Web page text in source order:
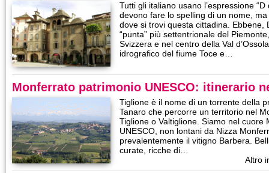
Tutti gli italiano usano l’espressione
devono fare lo spelling di un nome,
dove si trovi questa cittadina. Ebbene,
“punta” più settentrionale del
Svizzera e nel centro della Val
idrografico del fiume Toce e…
Monferrato patrimonio UNESCO: itinerario
Tiglione è il nome di un torrente della
Tanaro che percorre un territorio nel
Tiglione o Valtiglione. Siamo nel cuore
UNESCO, non lontani da Nizza
prevalentemente il vitigno Barbera.
curate, ricche di…
Altro